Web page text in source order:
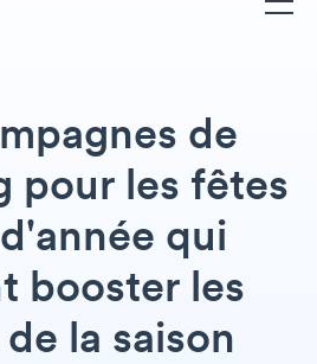
de
pour les fêtes
qui
booster les
la saison